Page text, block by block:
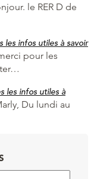
le RER D de
les infos utiles à savoir
pour les
les infos utiles à
Du lundi au